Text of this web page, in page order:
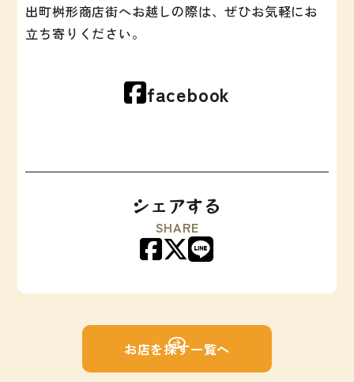
出町桝形商店街へお越しの際は、ぜひお気軽にお
立ち寄りください。
facebook
シェアする
SHARE
お店を探す一覧へ